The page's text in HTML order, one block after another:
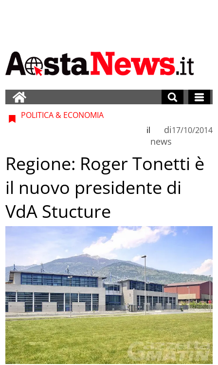
POLITICA & ECONOMIA
di
news
il 17/10/2014
Regione: Roger Tonetti è
il nuovo presidente di
VdA Stucture